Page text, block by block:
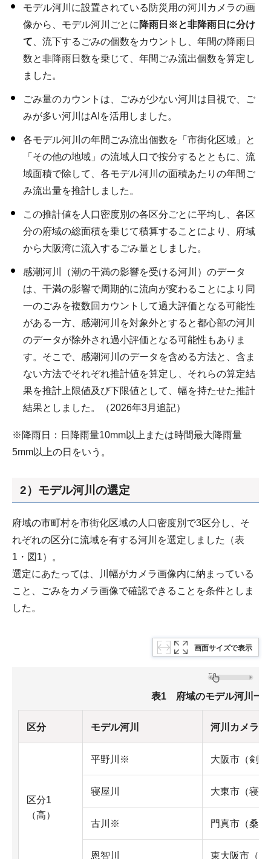
モデル河川に設置されている防災用の河川カメラの画
像から、モデル河川ごとに 降雨日※と非降雨日に分け
て 、流下するごみの個数をカウントし、年間の降雨日
数と非降雨日数を乗じて、年間ごみ流出個数を算定し
ました。
ごみ量のカウントは、ごみが少ない河川は目視で、ご
みが多い河川はAIを活用しました。
各モデル河川の年間ごみ流出個数を「市街化区域」と
「その他の地域」の流域人口で按分するとともに、流
域面積で除して、各モデル河川の面積あたりの年間ご
み流出量を推計しました。
この推計値を人口密度別の各区分ごとに平均し、各区
分の府域の総面積を乗じて積算することにより、府域
から大阪湾に流入するごみ量としました。
感潮河川（潮の干満の影響を受ける河川）のデータ
は、干満の影響で周期的に流向が変わることにより同
一のごみを複数回カウントして過大評価となる可能性
がある一方、感潮河川を対象外とすると都心部の河川
のデータが除外され過小評価となる可能性もありま
す。そこで、感潮河川のデータを含める方法と、含ま
ない方法でそれぞれ推計値を算定し、それらの算定結
果を推計上限値及び下限値として、幅を持たせた推計
結果としました。（2026年3月追記）
※降雨日：日降雨量10mm以上または時間最大降雨量
5mm以上の日をいう。
2）モデル河川の選定
府域の市町村を市街化区域の人口密度別で3区分し、そ
れぞれの区分に流域を有する河川を選定しました（表
1・図1）。
選定にあたっては、川幅がカメラ画像内に納まっている
こと、ごみをカメラ画像で確認できることを条件としま
した。
画面サイズで表示
表1 府域のモデル河川一
区分 モデル河川 河川カメラ所
区分1
（高）
平野川※ 大阪市（剣橋
寝屋川 大東市（寝
古川※ 門真市（桑才
恩智川 東大阪市（